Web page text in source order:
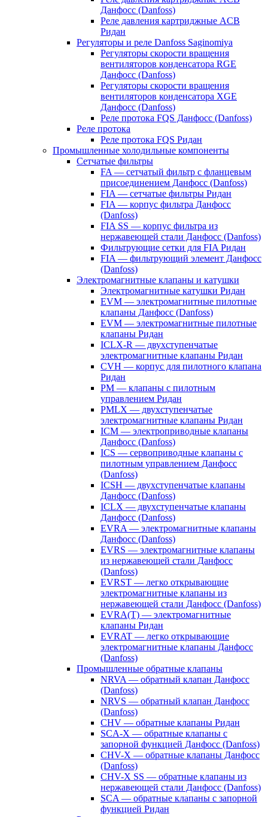
Данфосс (Danfoss)
Реле давления картриджные ACB
Ридан
Регуляторы и реле Danfoss Saginomiya
Регуляторы скорости вращения
вентиляторов конденсатора RGE
Данфосс (Danfoss)
Регуляторы скорости вращения
вентиляторов конденсатора XGE
Данфосс (Danfoss)
Реле протока FQS Данфосс (Danfoss)
Реле протока
Реле протока FQS Ридан
Промышленные холодильные компоненты
Сетчатые фильтры
FA — сетчатый фильтр с фланцевым
присоединением Данфосс (Danfoss)
FIA — сетчатые фильтры Ридан
FIA — корпус фильтра Данфосс
(Danfoss)
FIA SS — корпус фильтра из
нержавеющей стали Данфосс (Danfoss)
Фильтрующие сетки для FIA Ридан
FIA — фильтрующий элемент Данфосс
(Danfoss)
Электромагнитные клапаны и катушки
Электромагнитные катушки Ридан
EVM — электромагнитные пилотные
клапаны Данфосс (Danfoss)
EVM — электромагнитные пилотные
клапаны Ридан
ICLX-R — двухступенчатые
электромагнитные клапаны Ридан
CVH — корпус для пилотного клапана
Ридан
PM — клапаны с пилотным
управлением Ридан
PMLX — двухступенчатые
электромагнитные клапаны Ридан
ICM — электроприводные клапаны
Данфосс (Danfoss)
ICS — сервоприводные клапаны с
пилотным управлением Данфосс
(Danfoss)
ICSH — двухступенчатые клапаны
Данфосс (Danfoss)
ICLX — двухступенчатые клапаны
Данфосс (Danfoss)
EVRA — электромагнитные клапаны
Данфосс (Danfoss)
EVRS — электромагнитные клапаны
из нержавеющей стали Данфосс
(Danfoss)
EVRST — легко открывающие
электромагнитные клапаны из
нержавеющей стали Данфосс (Danfoss)
EVRA(T) — электромагнитные
клапаны Ридан
EVRAT — легко открывающие
электромагнитные клапаны Данфосс
(Danfoss)
Промышленные обратные клапаны
NRVA — обратный клапан Данфосс
(Danfoss)
NRVS — обратный клапан Данфосс
(Danfoss)
CHV — обратные клапаны Ридан
SCA-X — обратные клапаны с
запорной функцией Данфосс (Danfoss)
CHV-X — обратные клапаны Данфосс
(Danfoss)
CHV-X SS — обратные клапаны из
нержавеющей стали Данфосс (Danfoss)
SCA — обратные клапаны с запорной
функцией Ридан